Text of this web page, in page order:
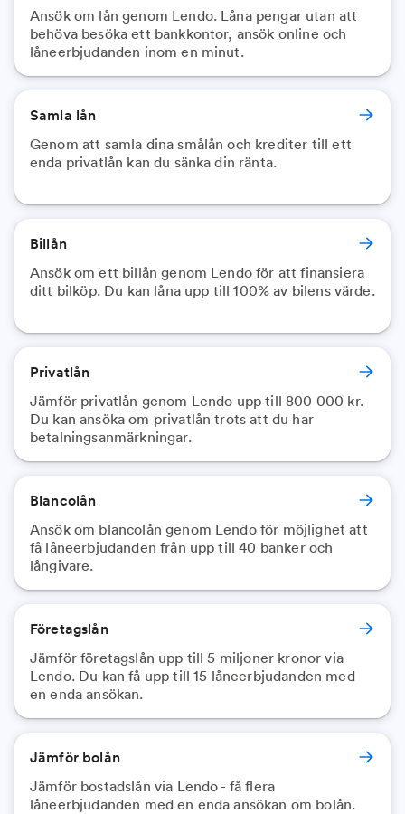
Ansök om lån genom Lendo. Låna pengar utan att
behöva besöka ett bankkontor, ansök online och
låneerbjudanden inom en minut.
Samla lån
Genom att samla dina smålån och krediter till ett
enda privatlån kan du sänka din ränta.
Billån
Ansök om ett billån genom Lendo för att finansiera
ditt bilköp. Du kan låna upp till 100% av bilens värde.
Privatlån
Jämför privatlån genom Lendo upp till 800 000 kr.
Du kan ansöka om privatlån trots att du har
betalningsanmärkningar.
Blancolån
Ansök om blancolån genom Lendo för möjlighet att
få låneerbjudanden från upp till 40 banker och
långivare.
Företagslån
Jämför företagslån upp till 5 miljoner kronor via
Lendo. Du kan få upp till 15 låneerbjudanden med
en enda ansökan.
Jämför bolån
Jämför bostadslån via Lendo - få flera
låneerbjudanden med en enda ansökan om bolån.